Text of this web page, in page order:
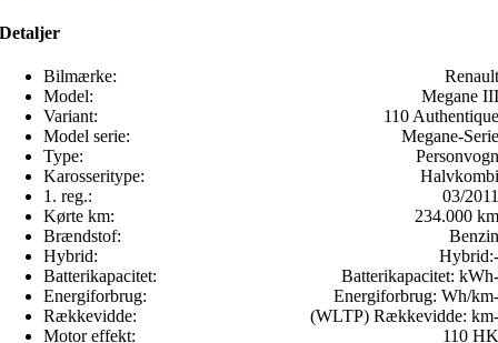
Detaljer
Bilmærke:
Renault
Model:
Megane III
Variant:
110 Authentique
Model serie:
Megane-Serie
Type:
Personvogn
Karosseritype:
Halvkombi
1. reg.:
03/2011
Kørte km:
234.000 km
Brændstof:
Benzin
Hybrid:
Hybrid:-
Batterikapacitet:
Batterikapacitet: -
kWh
Energiforbrug:
Energiforbrug: -
Wh/km
Rækkevidde:
(WLTP) Rækkevidde: -
km
Motor effekt:
110 HK